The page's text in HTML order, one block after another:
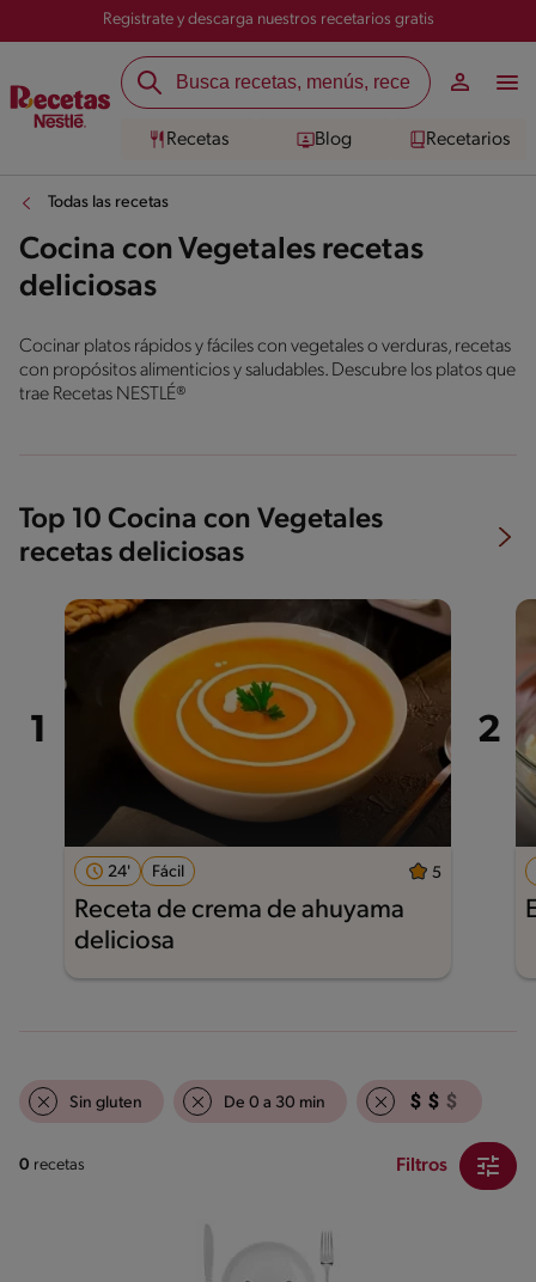
Registrate y descarga nuestros recetarios gratis
Recetas Blog Recetarios
Todas las recetas
Cocina con Vegetales recetas
deliciosas
Cocinar platos rápidos y fáciles con vegetales o verduras, recetas
con propósitos alimenticios y saludables. Descubre los platos que
trae Recetas NESTLÉ®
Top 10 Cocina con Vegetales
recetas deliciosas
24' Fácil 5
Receta de crema de ahuyama
deliciosa
Sin gluten De 0 a 30 min
0 recetas Filtros